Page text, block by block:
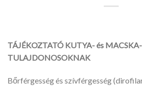
TÁJÉKOZTATÓ KUTYA- és MACSKA-
TULAJDONOSOKNAK
Bőrférgesség és szívférgesség